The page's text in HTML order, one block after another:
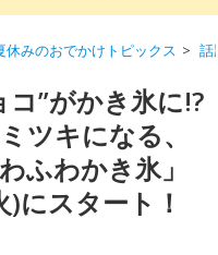
休みのおでかけトピックス 話
”がかき氷に!?
ツキになる、
ふわかき氷」
にスタート！